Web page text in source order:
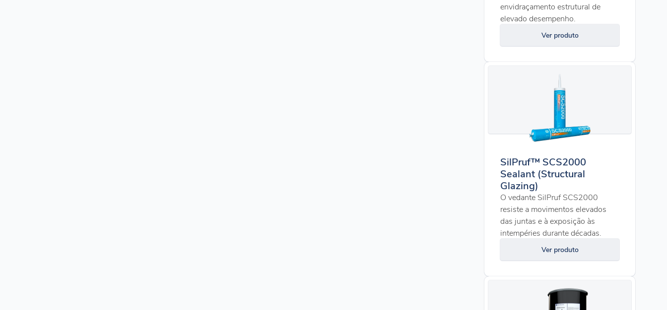
envidraçamento estrutural de
elevado desempenho.
Ver produto
SilPruf™ SCS2000
Sealant (Structural
Glazing)
O vedante SilPruf SCS2000
resiste a movimentos elevados
das juntas e à exposição às
intempéries durante décadas.
Ver produto